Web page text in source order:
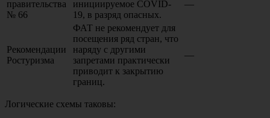
правительства
№ 66
инициируемое COVID-
19, в разряд опасных.
—
Рекомендации
Ростуризма
ФАТ не рекомендует для
посещения ряд стран, что
наряду с другими
запретами практически
приводит к закрытию
границ.
—
Логические схемы таковы: